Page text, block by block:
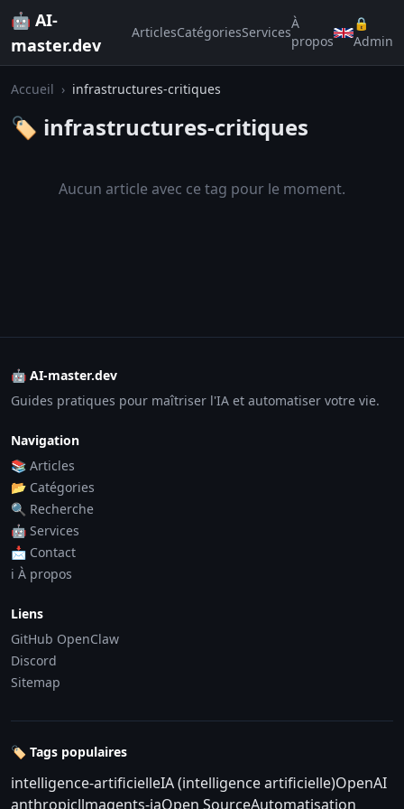
🤖 AI-
master.dev
ArticlesCatégoriesServices
À
propos
🔒
Admin
Accueil › infrastructures-critiques
🏷️ infrastructures-critiques
Aucun article avec ce tag pour le moment.
🤖 AI-master.dev
Guides pratiques pour maîtriser l'IA et automatiser votre vie.
Navigation
📚 Articles
📂 Catégories
🔍 Recherche
🤖 Services
📩 Contact
ℹ️ À propos
Liens
GitHub OpenClaw
Discord
Sitemap
🏷️ Tags populaires
intelligence-artificielleIA (intelligence artificielle)OpenAI
anthropicllmagents-iaOpen SourceAutomatisation